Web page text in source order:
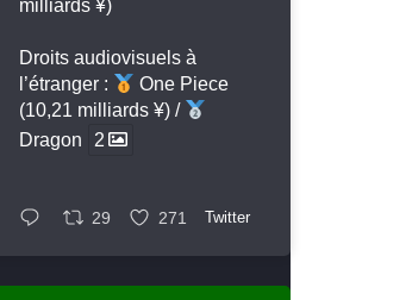
milliards ¥)
Droits audiovisuels à
l’étranger :
One Piece
(10,21 milliards ¥) /
Dragon
2
29 271 Twitter